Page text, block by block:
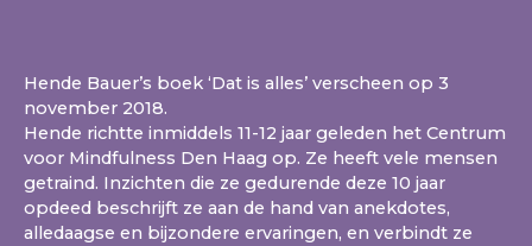
Hende Bauer’s boek ‘Dat is alles’ verscheen op 3
november 2018.
Hende richtte inmiddels 11-12 jaar geleden het Centrum
voor Mindfulness Den Haag op. Ze heeft vele mensen
getraind. Inzichten die ze gedurende deze 10 jaar
opdeed beschrijft ze aan de hand van anekdotes,
alledaagse en bijzondere ervaringen, en verbindt ze